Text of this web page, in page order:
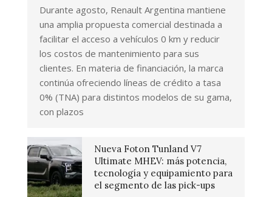
Durante agosto, Renault Argentina mantiene
una amplia propuesta comercial destinada a
facilitar el acceso a vehículos 0 km y reducir
los costos de mantenimiento para sus
clientes. En materia de financiación, la marca
continúa ofreciendo líneas de crédito a tasa
0% (TNA) para distintos modelos de su gama,
con plazos
Nueva Foton Tunland V7
Ultimate MHEV: más potencia,
tecnología y equipamiento para
el segmento de las pick-ups